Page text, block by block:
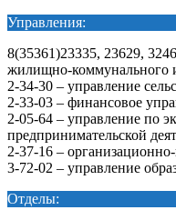
Управления:
8(35361)23335, 23629,
жилищно-коммунального
2-34-30 – управление
2-33-03 – финансовое
2-05-64 – управление по
предпринимательской
2-37-16 –
3-72-02 – управление
Отделы: